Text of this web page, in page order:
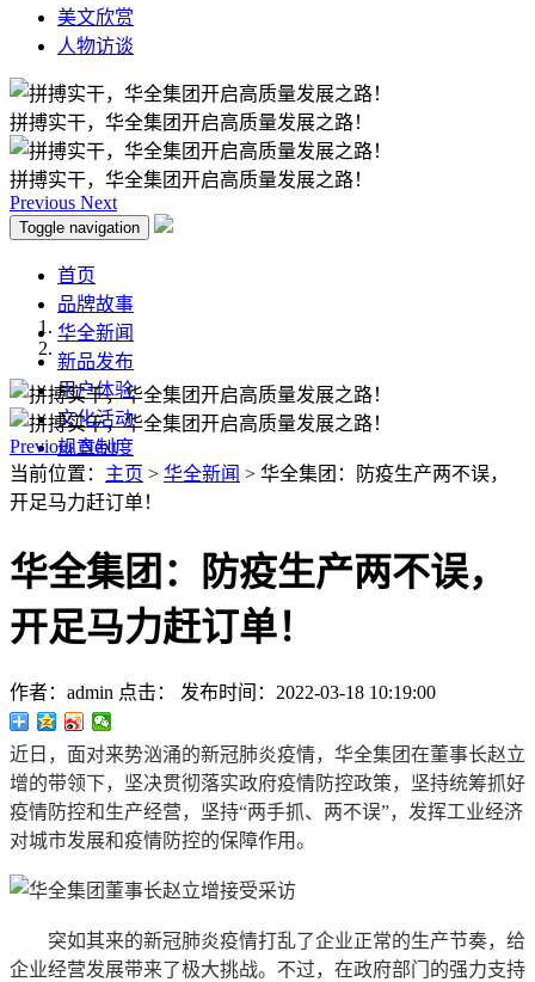
美文欣赏
人物访谈
拼搏实干，华全集团开启高质量发展之路！
拼搏实干，华全集团开启高质量发展之路！
Previous Next
Toggle navigation
首页
品牌故事
华全新闻
新品发布
用户体验
文化活动
规章制度
Previous Next
当前位置： 主页 > 华全新闻 > 华全集团：防疫生产两不误，
开足马力赶订单！
华全集团：防疫生产两不误，
开足马力赶订单！
作者：admin 点击： 发布时间：2022-03-18 10:19:00
近日，面对来势汹涌的新冠肺炎疫情，华全集团在董事长赵立
增的带领下，坚决贯彻落实政府疫情防控政策，坚持统筹抓好
疫情防控和生产经营，坚持“两手抓、两不误”，发挥工业经济
对城市发展和疫情防控的保障作用。
突如其来的新冠肺炎疫情打乱了企业正常的生产节奏，给
企业经营发展带来了极大挑战。不过，在政府部门的强力支持